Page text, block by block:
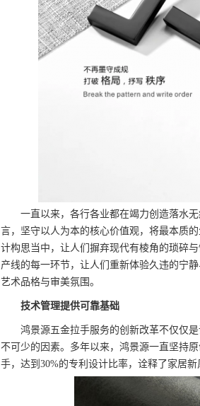
一直以来，各行各业都在竭力创造落水无
言，坚守以人为本的核心价值观，将最本质
计构思当中，让人们摒弃现代有棱角的琐碎
产线的每一环节，让人们重新体验久违的宁
艺术品格与审美氛围。
技术管理提供可靠基础
鸿景源五金拉手服务的创新改革不仅仅是
不可少的因素。多年以来，鸿景源一直坚持
手，达到30%的专利设计比率，诠释了家居